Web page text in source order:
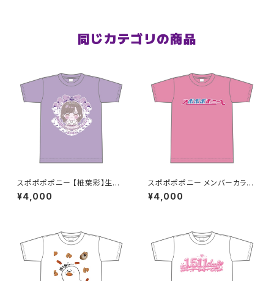
同じカテゴリの商品
スポポポポニー 【椎葉彩】生誕
祭Tシャツ S〜XLサイズ
¥4,000
スポポポポニー メンバーカラー
シンプルデザイン ロゴTシャツ
ピンク S〜XLサイズ
¥4,000